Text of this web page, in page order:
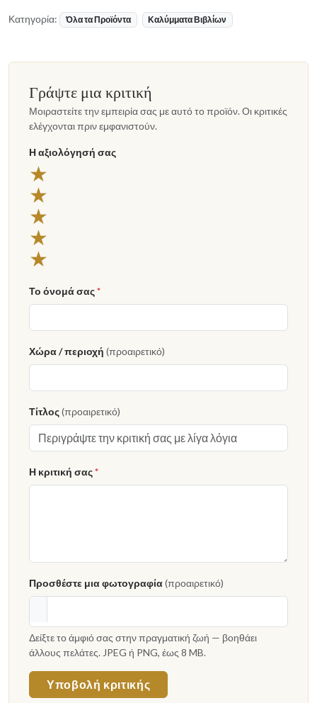
Κατηγορία: Όλα τα Προϊόντα Καλύμματα Βιβλίων
Γράψτε μια κριτική
Μοιραστείτε την εμπειρία σας με αυτό το προϊόν. Οι κριτικές
ελέγχονται πριν εμφανιστούν.
Η αξιολόγησή σας
★
★
★
★
★
Το όνομά σας*
Χώρα / περιοχή (προαιρετικό)
Τίτλος(προαιρετικό)
Η κριτική σας*
Προσθέστε μια φωτογραφία(προαιρετικό)
Δείξτε το άμφιό σας στην πραγματική ζωή — βοηθάει
άλλους πελάτες. JPEG ή PNG, έως 8 MB.
Υποβολή κριτικής